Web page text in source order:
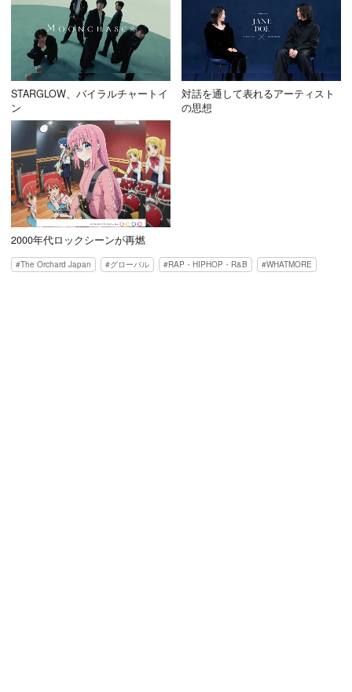
STARGLOW、バイラルチャートイ
ン
対話を通して表れるアーティスト
の思想
2000年代ロックシーンが再燃
The Orchard Japan グローバル RAP・HIPHOP・R&B WHATMORE